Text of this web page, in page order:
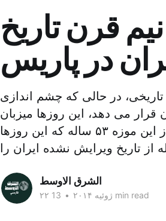
قرن تاریخ
در پاریس
در حالی که چشم اندازی
می دهد، این روزها میزبان
نمایشگاهی درباره ایران است. کمی آن طرف تر از این موزه ۵۳ ساله که این روزها
الشرق الاوسط
۲۲ ژوئیه ۲۰۱۴ • 13 min read